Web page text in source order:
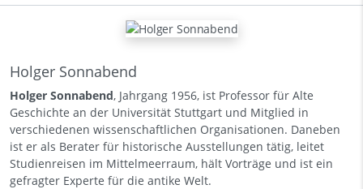
Holger Sonnabend
Holger Sonnabend, Jahrgang 1956, ist Professor für Alte
Geschichte an der Universität Stuttgart und Mitglied in
verschiedenen wissenschaftlichen Organisationen. Daneben
ist er als Berater für historische Ausstellungen tätig, leitet
Studienreisen im Mittelmeerraum, hält Vorträge und ist ein
gefragter Experte für die antike Welt.